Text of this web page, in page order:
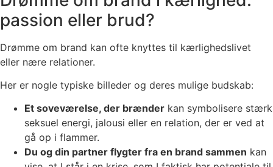
passion eller brud?
Drømme om brand kan ofte knyttes til kærlighedslivet
eller nære relationer.
Her er nogle typiske billeder og deres mulige budskab:
Et soveværelse, der brænder kan symbolisere stærk
seksuel energi, jalousi eller en relation, der er ved at
gå op i flammer.
Du og din partner flygter fra en brand sammen kan